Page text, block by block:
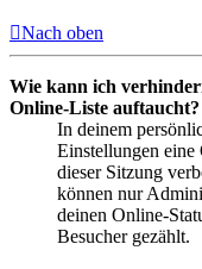
Nach oben
Wie kann ich
Online-Liste auftaucht?
In deinem
Einstellungen
dieser Sitzung
können nur
deinen Online-
Besucher gezählt.